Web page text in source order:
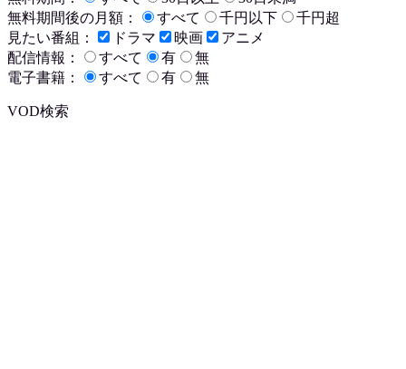
無料期間後の月額：
すべて 千円以下
千円超
見たい番組：
ドラマ 映画
アニメ
配信情報：
すべて 有
無
電子書籍：
すべて 有 無
VOD検索